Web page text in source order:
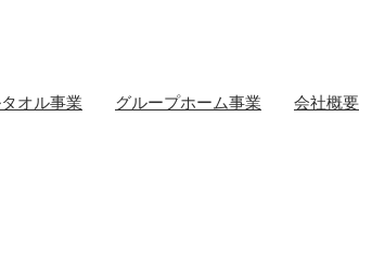
オル事業 グループホーム事業 会社概要